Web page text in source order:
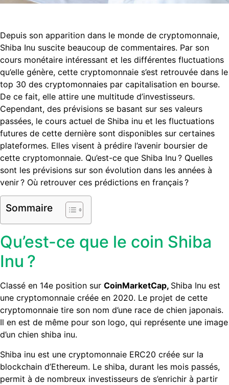
Depuis son apparition dans le monde de cryptomonnaie,
Shiba Inu suscite beaucoup de commentaires. Par son
cours monétaire intéressant et les différentes fluctuations
qu’elle génère, cette cryptomonnaie s’est retrouvée dans le
top 30 des cryptomonnaies par capitalisation en bourse.
De ce fait, elle attire une multitude d’investisseurs.
Cependant, des prévisions se basant sur ses valeurs
passées, le cours actuel de Shiba inu et les fluctuations
futures de cette dernière sont disponibles sur certaines
plateformes. Elles visent à prédire l’avenir boursier de
cette cryptomonnaie. Qu’est-ce que Shiba Inu ? Quelles
sont les prévisions sur son évolution dans les années à
venir ? Où retrouver ces prédictions en français ?
Sommaire
Qu’est-ce que le coin Shiba
Inu ?
Classé en 14e position sur CoinMarketCap, Shiba Inu est
une cryptomonnaie créée en 2020. Le projet de cette
cryptomonnaie tire son nom d’une race de chien japonais.
Il en est de même pour son logo, qui représente une image
d’un chien shiba inu.
Shiba inu est une cryptomonnaie ERC20 créée sur la
blockchain d’Ethereum. Le shiba, durant les mois passés,
permit à de nombreux investisseurs de s’enrichir à partir